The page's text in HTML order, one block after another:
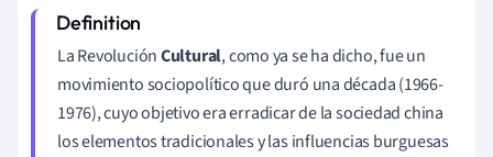
La RevoluciónCultural, como ya se ha dicho, fue un
movimiento sociopolítico que duró una década (1966-
1976), cuyo objetivo era erradicar de la sociedad china
los elementos tradicionales y las influencias burguesas